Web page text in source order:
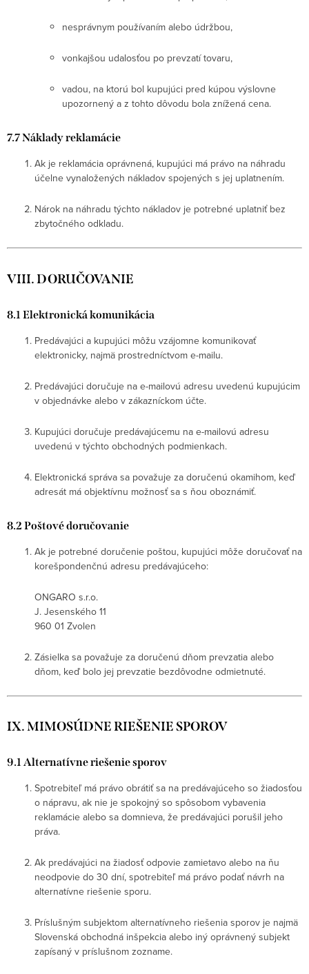
nesprávnym používaním alebo údržbou,
vonkajšou udalosťou po prevzatí tovaru,
vadou, na ktorú bol kupujúci pred kúpou výslovne
upozornený a z tohto dôvodu bola znížená cena.
7.7 Náklady reklamácie
Ak je reklamácia oprávnená, kupujúci má právo na náhradu
účelne vynaložených nákladov spojených s jej uplatnením.
Nárok na náhradu týchto nákladov je potrebné uplatniť bez
zbytočného odkladu.
VIII. DORUČOVANIE
8.1 Elektronická komunikácia
Predávajúci a kupujúci môžu vzájomne komunikovať
elektronicky, najmä prostredníctvom e-mailu.
Predávajúci doručuje na e-mailovú adresu uvedenú kupujúcim
v objednávke alebo v zákazníckom účte.
Kupujúci doručuje predávajúcemu na e-mailovú adresu
uvedenú v týchto obchodných podmienkach.
Elektronická správa sa považuje za doručenú okamihom, keď
adresát má objektívnu možnosť sa s ňou oboznámiť.
8.2 Poštové doručovanie
Ak je potrebné doručenie poštou, kupujúci môže doručovať na
korešpondenčnú adresu predávajúceho:
ONGARO s.r.o.
J. Jesenského 11
960 01 Zvolen
Zásielka sa považuje za doručenú dňom prevzatia alebo
dňom, keď bolo jej prevzatie bezdôvodne odmietnuté.
IX. MIMOSÚDNE RIEŠENIE SPOROV
9.1 Alternatívne riešenie sporov
Spotrebiteľ má právo obrátiť sa na predávajúceho so žiadosťou
o nápravu, ak nie je spokojný so spôsobom vybavenia
reklamácie alebo sa domnieva, že predávajúci porušil jeho
práva.
Ak predávajúci na žiadosť odpovie zamietavo alebo na ňu
neodpovie do 30 dní, spotrebiteľ má právo podať návrh na
alternatívne riešenie sporu.
Príslušným subjektom alternatívneho riešenia sporov je najmä
Slovenská obchodná inšpekcia alebo iný oprávnený subjekt
zapísaný v príslušnom zozname.